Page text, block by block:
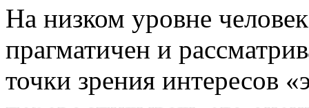
На низком уровне
прагматичен и
точки зрения интересов